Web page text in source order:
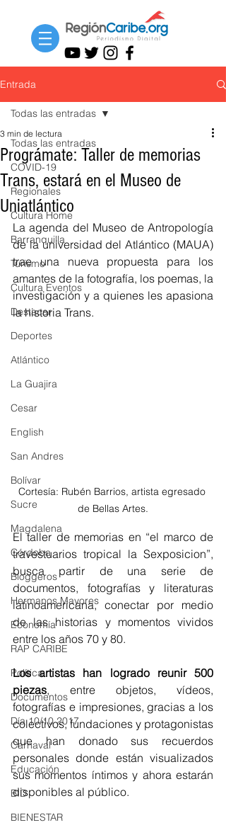
Entrada
Todas las entradas
COVID-19
Regionales
Cultura Home
Barranquilla
Turismo
Cultura Eventos
Destacar
Deportes
Atlántico
La Guajira
Cesar
English
San Andres
Bolívar
Sucre
Magdalena
Córdoba
Bloggeros
Hermanos Mayores
Economía
RAP CARIBE
Política
Documentos
Día 10/10 2017
Carnaval
Educación
BID
BIENESTAR
Todas las entradas
Prográmate: Taller de memorias
Trans, estará en el Museo de
Uniatlántico
3 min de lectura
La agenda del Museo de Antropología
de la universidad del Atlántico (MAUA)
trae una nueva propuesta para los
amantes de la fotografía, los poemas, la
investigación y a quienes les apasiona
la historia Trans.
Cortesía: Rubén Barrios, artista egresado
de Bellas Artes.
El taller de memorias en “el marco de
travestuarios tropical la Sexposicion”,
busca partir de una serie de
documentos, fotografías y literaturas
latinoamericana, conectar por medio
de las historias y momentos vividos
entre los años 70 y 80.
Los artistas han logrado reunir 500
piezas, entre objetos, vídeos,
fotografías e impresiones, gracias a los
colectivos, fundaciones y protagonistas
que han donado sus recuerdos
personales donde están visualizados
sus momentos íntimos y ahora estarán
disponibles al público.